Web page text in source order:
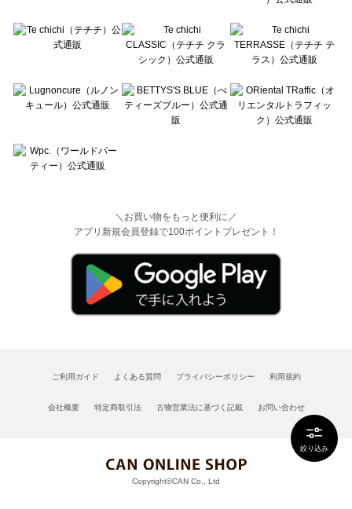
絞り込み
＼お買い物をもっと便利に／
アプリ新規会員登録で100ポイントプレゼント！
ご利用ガイド よくある質問 プライバシーポリシー 利用規約
会社概要 特定商取引法 古物営業法に基づく記載 お問い合わせ
Copyright©CAN Co., Ltd